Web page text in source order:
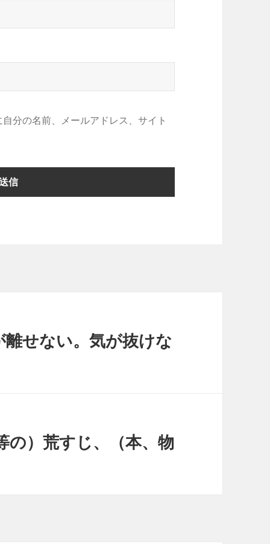
分の名前、メールアドレス、サイト
せない。気が抜けな
）荒すじ、（本、物